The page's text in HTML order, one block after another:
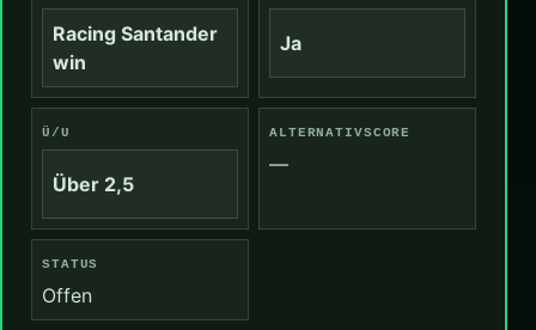
Racing Santander
win
Ja
Ü/U
Über 2,5
ALTERNATIVSCORE
—
STATUS
Offen